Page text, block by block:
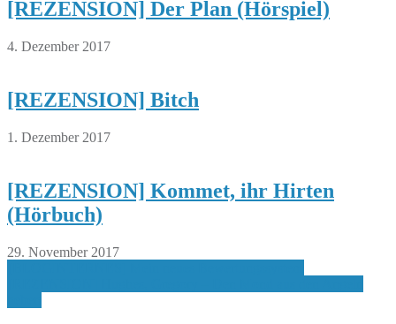
[REZENSION] Der Plan (Hörspiel)
4. Dezember 2017
[REZENSION] Bitch
1. Dezember 2017
[REZENSION] Kommet, ihr Hirten
(Hörbuch)
29. November 2017